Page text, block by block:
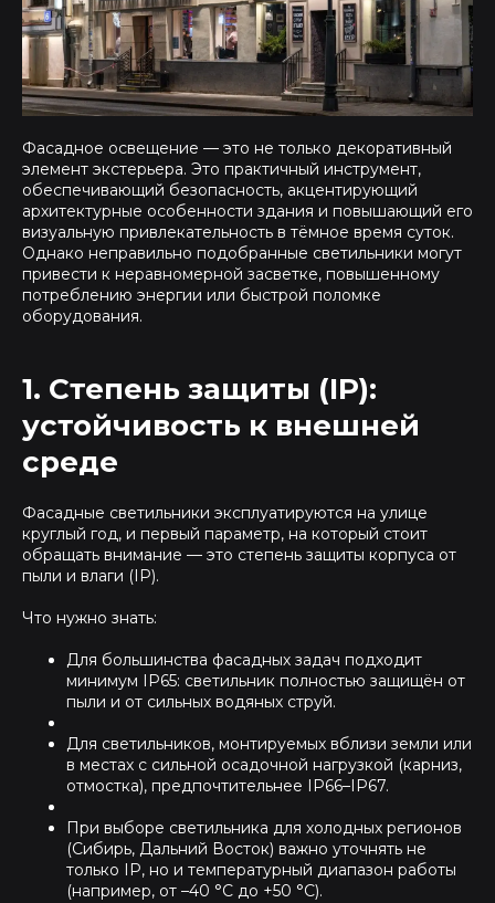
Фасадное освещение — это не только декоративный
элемент экстерьера. Это практичный инструмент,
обеспечивающий безопасность, акцентирующий
архитектурные особенности здания и повышающий его
визуальную привлекательность в тёмное время суток.
Однако неправильно подобранные светильники могут
привести к неравномерной засветке, повышенному
потреблению энергии или быстрой поломке
оборудования.
1. Степень защиты (IP):
устойчивость к внешней
среде
Фасадные светильники эксплуатируются на улице
круглый год, и первый параметр, на который стоит
обращать внимание — это степень защиты корпуса от
пыли и влаги (IP).
Что нужно знать:
Для большинства фасадных задач подходит
минимум IP65: светильник полностью защищён от
пыли и от сильных водяных струй.
Для светильников, монтируемых вблизи земли или
в местах с сильной осадочной нагрузкой (карниз,
отмостка), предпочтительнее IP66–IP67.
При выборе светильника для холодных регионов
(Сибирь, Дальний Восток) важно уточнять не
только IP, но и температурный диапазон работы
(например, от –40 °C до +50 °C).